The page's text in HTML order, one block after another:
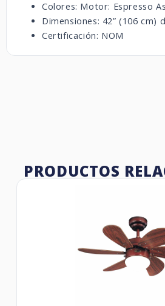
Colores: Motor: Espresso
Dimensiones: 42” (106 cm)
Certificación: NOM
PRODUCTOS